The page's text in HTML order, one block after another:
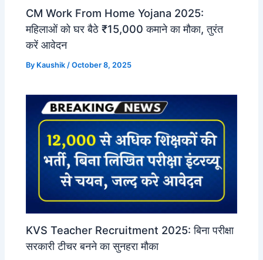
CM Work From Home Yojana 2025:
महिलाओं को घर बैठे ₹15,000 कमाने का मौका, तुरंत
करें आवेदन
By Kaushik/October 8, 2025
KVS Teacher Recruitment 2025: बिना परीक्षा
सरकारी टीचर बनने का सुनहरा मौका